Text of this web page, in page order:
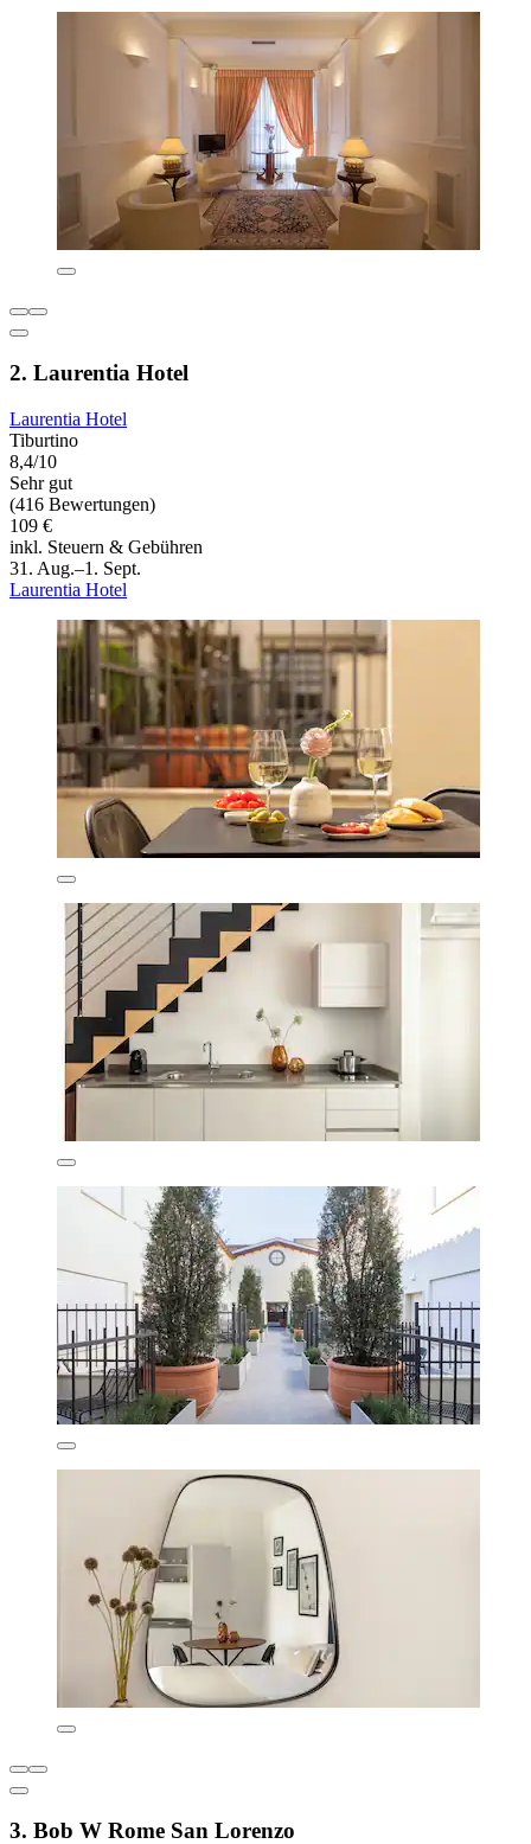
2. Laurentia Hotel
Laurentia Hotel
Tiburtino
8,4/10
Sehr gut
(416 Bewertungen)
109 €
inkl. Steuern & Gebühren
31. Aug.–1. Sept.
Laurentia Hotel
3. Bob W Rome San Lorenzo